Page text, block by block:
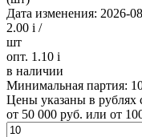
Дата изменения: 2026-
2.00 i /
шт
опт. 1.10 i
в наличии
Минимальная партия:
Цены указаны в
от 50 000 руб. или от